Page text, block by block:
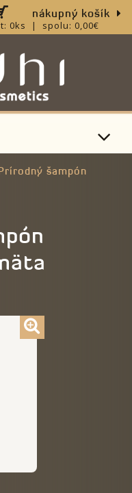
nákupný košík
0ks | spolu: 0,00€
šampón